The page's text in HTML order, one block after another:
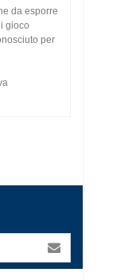
da esporre
gioco
per